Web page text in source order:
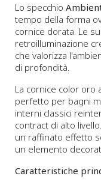
Lo specchio
tempo della forma
cornice dorata. Le
retroilluminazione
che valorizza
di profondità.
La cornice color oro
perfetto per bagni
interni classici
contract di alto
un raffinato effetto
un elemento
Caratteristiche